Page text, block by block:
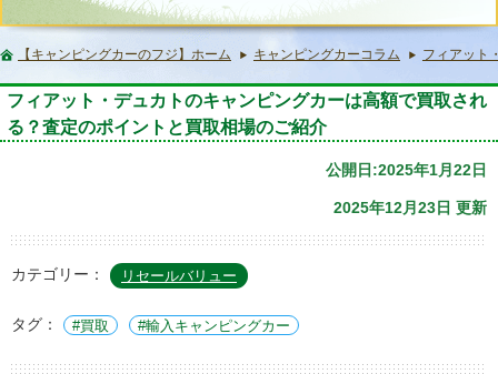
【キャンピングカーのフジ】ホーム キャンピングカーコラム フィアット
フィアット・デュカトのキャンピングカーは高額で買取され
る？査定のポイントと買取相場のご紹介
公開日:2025年1月22日
2025年12月23日 更新
カテゴリー： リセールバリュー
タグ： 買取 輸入キャンピングカー